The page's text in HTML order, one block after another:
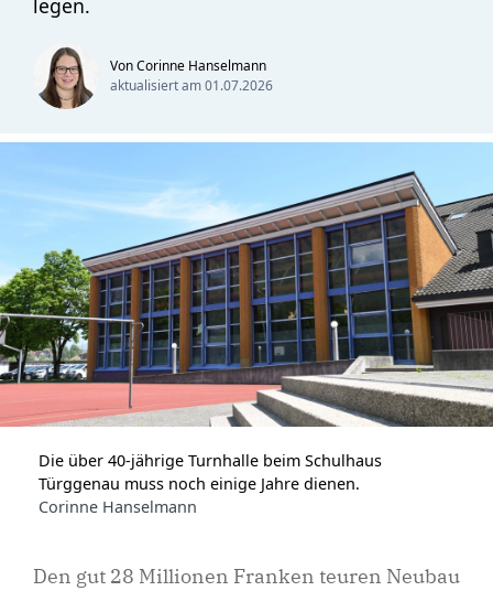
legen.
Von Corinne Hanselmann
aktualisiert am01.07.2026
Die über 40-jährige Turnhalle beim Schulhaus
Türggenau muss noch einige Jahre dienen.
Corinne Hanselmann
Den gut 28 Millionen Franken teuren Neubau